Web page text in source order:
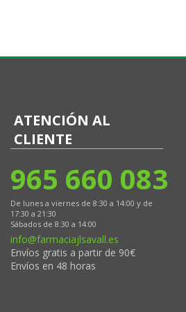
ATENCIÓN AL
CLIENTE
965 660 083
De lunes a viernes de 8:30 a 14:00 y de
17:30 a 21:30
Sábados de 8:30 a 14:00
info@farmaciajlsavall.es
Envíos gratis a partir de 90€
Envíos en 48 horas